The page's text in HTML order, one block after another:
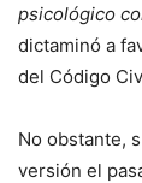
psicológico
dictaminó a
del Código
No obstante,
versión el